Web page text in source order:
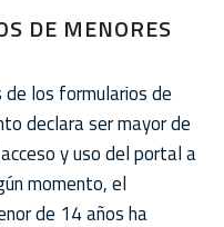
DE MENORES
los formularios de
declara ser mayor de
y uso del portal a
momento, el
de 14 años ha